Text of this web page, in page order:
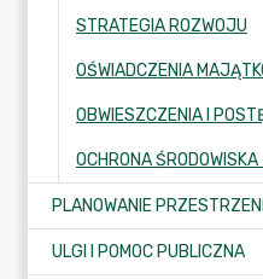
STRATEGIA ROZWOJU
OŚWIADCZENIA
PLANOWANIE
ULGI I POMOC PUBLICZNA